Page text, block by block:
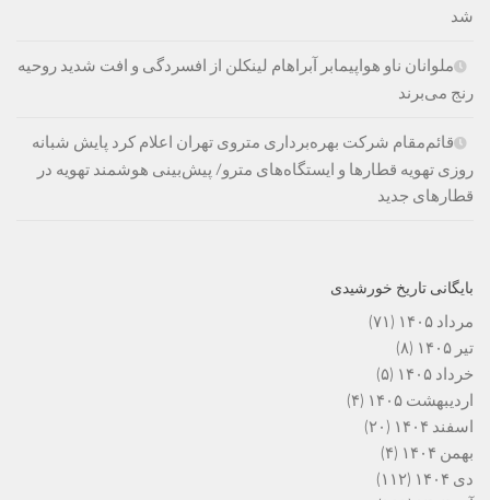
شد
ملوانان ناو هواپیمابر آبراهام لینکلن از افسردگی و افت شدید روحیه
رنج می‌برند
قائم‌مقام شرکت بهره‌برداری متروی تهران اعلام کرد پایش شبانه
روزی تهویه قطارها و ایستگاه‌های مترو/ پیش‌بینی هوشمند تهویه در
قطارهای جدید
بایگانی تاریخ خورشیدی
مرداد ۱۴۰۵
(۷۱)
تیر ۱۴۰۵
(۸)
خرداد ۱۴۰۵
(۵)
اردیبهشت ۱۴۰۵
(۴)
اسفند ۱۴۰۴
(۲۰)
بهمن ۱۴۰۴
(۴)
دی ۱۴۰۴
(۱۱۲)